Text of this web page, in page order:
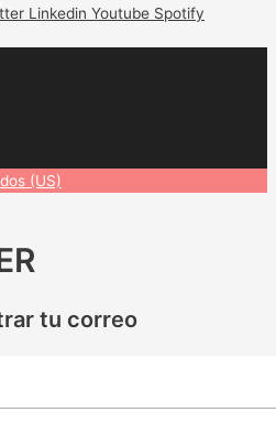
Linkedin Youtube Spotify
(US)
tu correo